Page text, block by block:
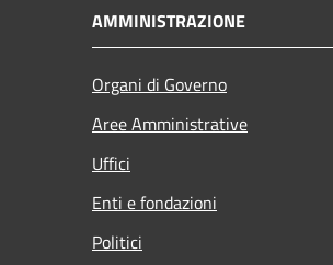
AMMINISTRAZIONE
Organi di Governo
Aree Amministrative
Uffici
Enti e fondazioni
Politici